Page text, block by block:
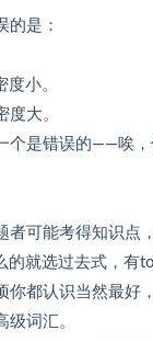
的是：
小。
度大。
个是错误的——唉
者可能考得知识点
的就选过去式，有
你都认识当然最好
级词汇。